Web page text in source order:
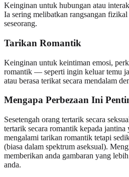
Keinginan untuk hubungan atau
Ia sering melibatkan rangsangan
seseorang.
Tarikan Romantik
Keinginan untuk keintiman emosi,
romantik — seperti ingin keluar temu
atau berasa terikat secara mendalam
Mengapa Perbezaan Ini
Sesetengah orang tertarik secara
tertarik secara romantik kepada
mengalami tarikan romantik tetapi
(biasa dalam spektrum aseksual).
memberikan anda gambaran yang
anda.